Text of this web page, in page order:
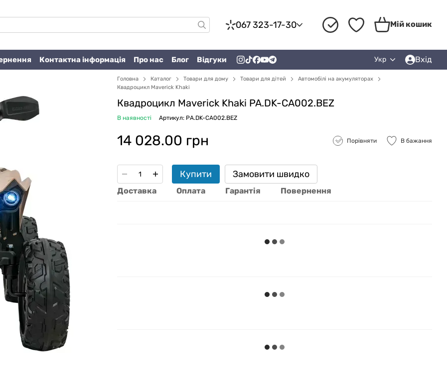
067 323-17-30 Мій кошик
Контактна інформація Про нас Блог Відгуки Укр Вхід
Головна Каталог Товари для дому Товари для дітей
Автомобілі на акумуляторах
Квадроцикл Maverick Khaki
Квадроцикл Maverick Khaki PA.DK-CA002.BEZ
В наявності Артикул: PA.DK-CA002.BEZ
14 028.00 грн Порівняти В бажання
Купити Замовити швидко
Доставка Оплата Гарантія Повернення